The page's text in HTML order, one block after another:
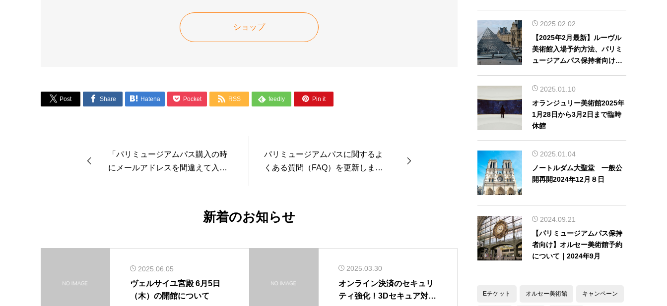
格
は
価
格
ショップ
 Post  Share  Hatena  Pocket  RSS  feedly  Pin it
「パリミュージアムパス購入の時
にメールアドレスを間違えて入力
パリミュージアムパスに関するよ
くある質問（FAQ）を更新しまし
新着のお知らせ
2025.06.05
ヴェルサイユ宮殿 6月5日
（木）の開館について
2025.03.30
オンライン決済のセキュリ
ティ強化！3Dセキュア対応
2025.02.02
【2025年2月最新】ルーヴル
美術館入場予約方法、パリミ
ュージアムパス保持者向け日
2025.01.10
オランジュリー美術館2025年
1月28日から3月2日まで臨時
休館
2025.01.04
ノートルダム大聖堂 一般公
開再開2024年12月８日
2024.09.21
【パリミュージアムパス保持
者向け】オルセー美術館予約
について｜2024年9月
Eチケット オルセー美術館 キャンペーン